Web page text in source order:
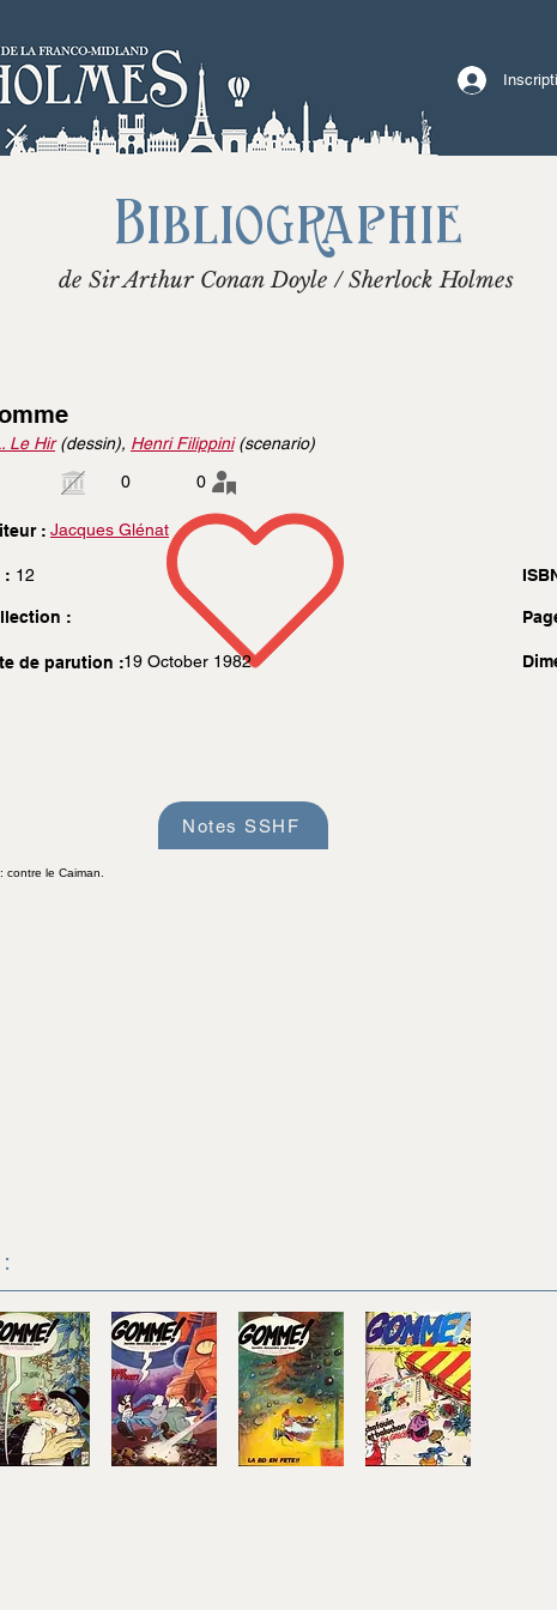
Bibliographie
de Sir Arthur Conan Doyle / Sherlock Holmes
Le Hir(dessin), Henri Filippini(scenario)
0
0
: Jacques Glénat
: 12
:
de parution :19 October 1982
Notes SSHF
le Caiman.